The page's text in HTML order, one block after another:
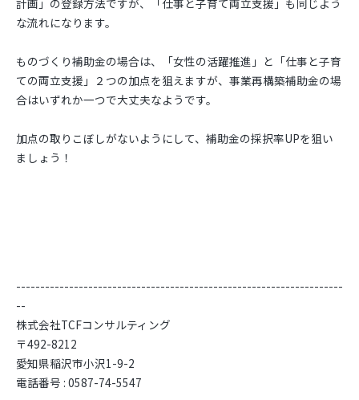
計画」の登録方法ですが、「仕事と子育て両立支援」も同じよう
な流れになります。
ものづくり補助金の場合は、「女性の活躍推進」と「仕事と子育
ての両立支援」２つの加点を狙えますが、事業再構築補助金の場
合はいずれか一つで大丈夫なようです。
加点の取りこぼしがないようにして、補助金の採択率UPを狙い
ましょう！
--------------------------------------------------------------------
--
株式会社TCFコンサルティング
〒492-8212
愛知県稲沢市小沢1-9-2
電話番号 : 0587-74-5547